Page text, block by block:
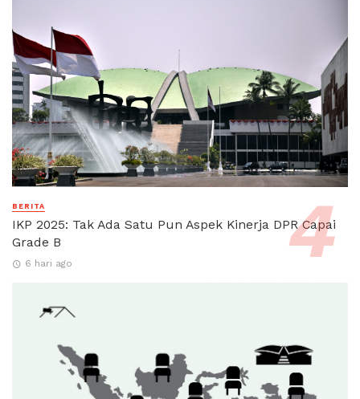
BERITA
IKP 2025: Tak Ada Satu Pun Aspek Kinerja DPR Capai
Grade B
6 hari ago